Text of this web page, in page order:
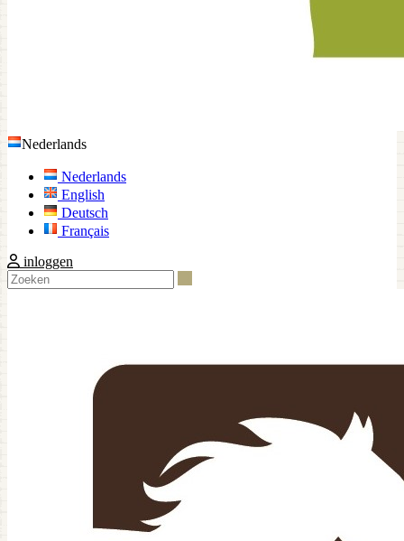
Nederlands
Nederlands
English
Deutsch
Français
inloggen